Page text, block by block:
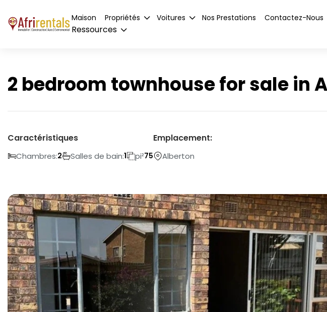
Maison Propriétés Voitures Nos Prestations Contactez-Nous
Ressources
2 bedroom townhouse for sale in
Caractéristiques
Chambres:2 Salles de bain:1 pi²75
Emplacement:
Alberton